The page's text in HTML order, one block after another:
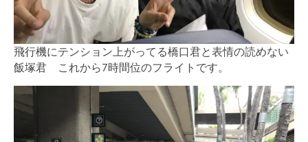
飛行機にテンション上がってる橋口君と表情の読めない
飯塚君 これから7時間位のフライトです。